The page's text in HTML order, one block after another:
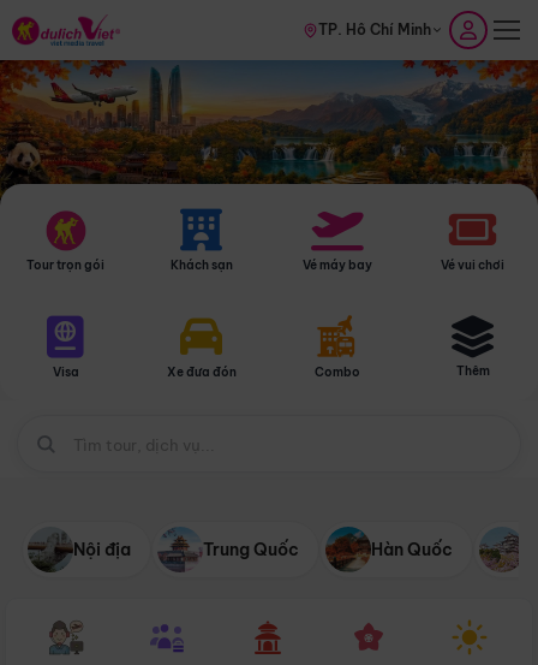
TP. Hồ Chí Minh
Tour trọn gói Khách sạn Vé máy bay Vé vui chơi
Visa Xe đưa đón Combo Thêm
Nội địa Trung Quốc Hàn Quốc